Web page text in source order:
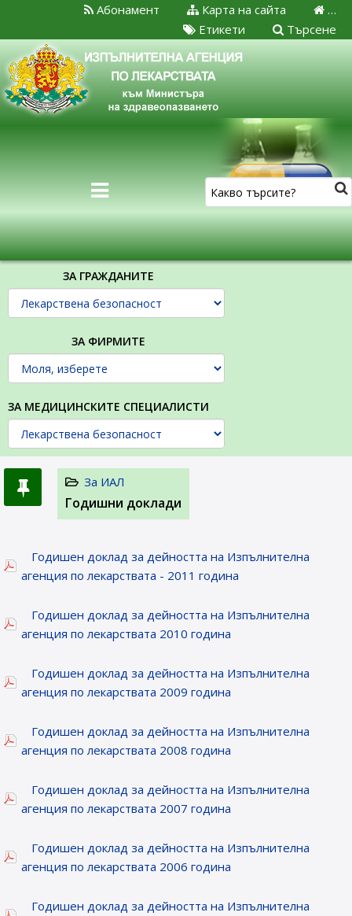
…
Карта на сайта
Абонамент
Търсене
Етикети
ЗА ГРАЖДАНИТЕ
ЗА ФИРМИТЕ
ЗА МЕДИЦИНСКИТЕ СПЕЦИАЛИСТИ
За ИАЛ
Годишни доклади
Годишен доклад за дейността на Изпълнителна
агенция по лекарствата - 2011 година
Годишен доклад за дейността на Изпълнителна
агенция по лекарствата 2010 година
Годишен доклад за дейността на Изпълнителна
агенция по лекарствата 2009 година
Годишен доклад за дейността на Изпълнителна
агенция по лекарствата 2008 година
Годишен доклад за дейността на Изпълнителна
агенция по лекарствата 2007 година
Годишен доклад за дейността на Изпълнителна
агенция по лекарствата 2006 година
Годишен доклад за дейността на Изпълнителна